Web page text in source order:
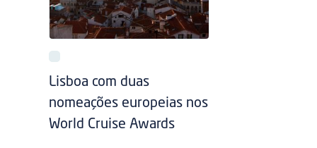
Lisboa com duas
nomeações europeias nos
World Cruise Awards